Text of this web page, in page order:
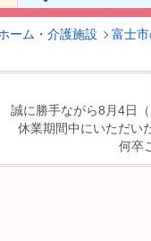
ーム・介護施設 富士
誠に勝手ながら8月4日
休業期間中にいただい
何卒